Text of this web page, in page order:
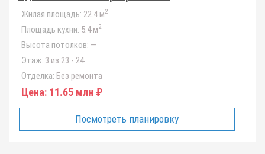
Жилая площадь: 22.4 м2
Площадь кухни: 5.4 м2
Высота потолков: —
Этаж: 3 из 23 - 24
Отделка: Без ремонта
Цена: 11.65 млн ₽
Посмотреть планировку